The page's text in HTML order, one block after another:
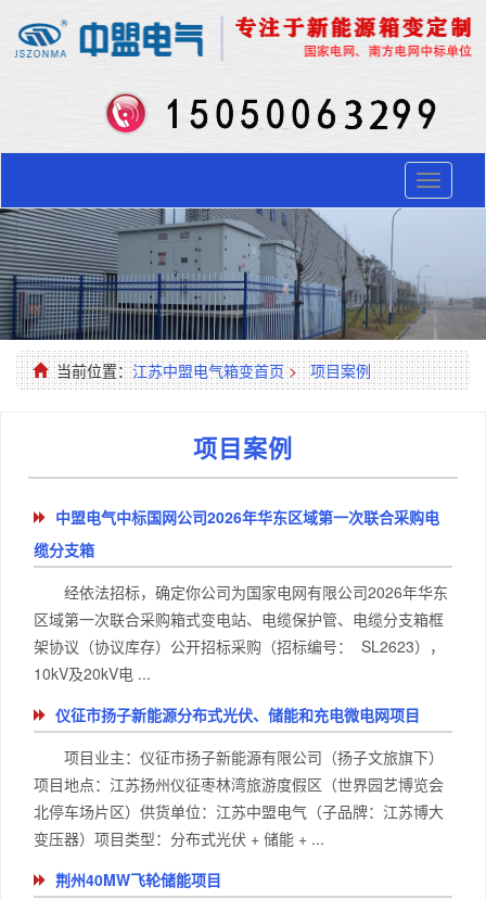
Toggle
当前位置：江苏中盟电气箱变首页 > 项目案例
项目案例
中盟电气中标国网公司2026年华东区域第一次联合采购电
缆分支箱
经依法招标，确定你公司为国家电网有限公司2026年华东
区域第一次联合采购箱式变电站、电缆保护管、电缆分支箱框
架协议（协议库存）公开招标采购（招标编号： SL2623），
10kV及20kV电 ...
仪征市扬子新能源分布式光伏、储能和充电微电网项目
项目业主：仪征市扬子新能源有限公司（扬子文旅旗下）
项目地点：江苏扬州仪征枣林湾旅游度假区（世界园艺博览会
北停车场片区）供货单位：江苏中盟电气（子品牌：江苏博大
变压器）项目类型：分布式光伏 + 储能 + ...
荆州40MW飞轮储能项目